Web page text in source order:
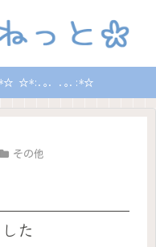
☆*:.｡. .｡.:*☆
その他
た